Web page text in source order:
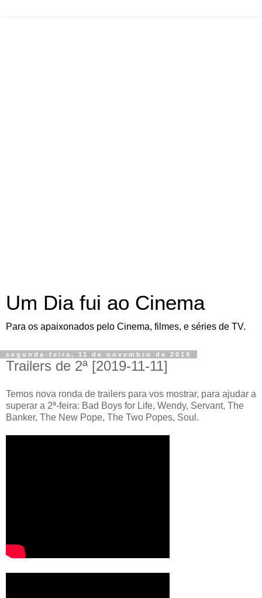
Um Dia fui ao Cinema
Para os apaixonados pelo Cinema, filmes, e séries de TV.
segunda-feira, 11 de novembro de 2019
Trailers de 2ª [2019-11-11]
Temos nova ronda de trailers para vos mostrar, para ajudar a
superar a 2ª-feira: Bad Boys for Life, Wendy, Servant, The
Banker, The New Pope, The Two Popes, Soul.